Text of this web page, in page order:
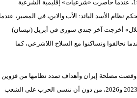
وقد تمَّ هذا نتيجة تراكم نضالات سياسية وشعبية. لكن هذا الاستقلال انتهكه «اتفاق القاهرة» عام 1969، عندما حاصرت «شرعيات» إقليمية الشرعية
المرجعيات، واستُبيح البلد، وتسببت الثورة الفلسطينية في اجتياحَيْ 1978 و1982، وتحكم نظام الأسد البائد: الأب والابن، في المصير، عندما
29 سنة (1976 - 2005). لكن «انتفاضة الاستقلال» أخرجت آخر جندي سوري في أبريل (نيسان)
المتسلطين على الانتفاضة التاريخية الاستقلال الثاني، الذي سُمّي «استقلال 05»، عندما تحالفوا وتساكنوا مع السلاح اللاشرعي، كما
وقضت مصلحة إيران وأهداف تمدد نظامها من قزوين
إلى المتوسط، بأخذ لبنان قسراً إلى 3 حروب مدمرة: حربُ 2006، ثم حربا «الإسنادَين» لغزة وإيران 2023 و2026، من دون أن ننسى الحرب على الشعب